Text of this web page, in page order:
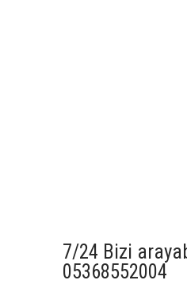
7/24 Bizi
05368552004